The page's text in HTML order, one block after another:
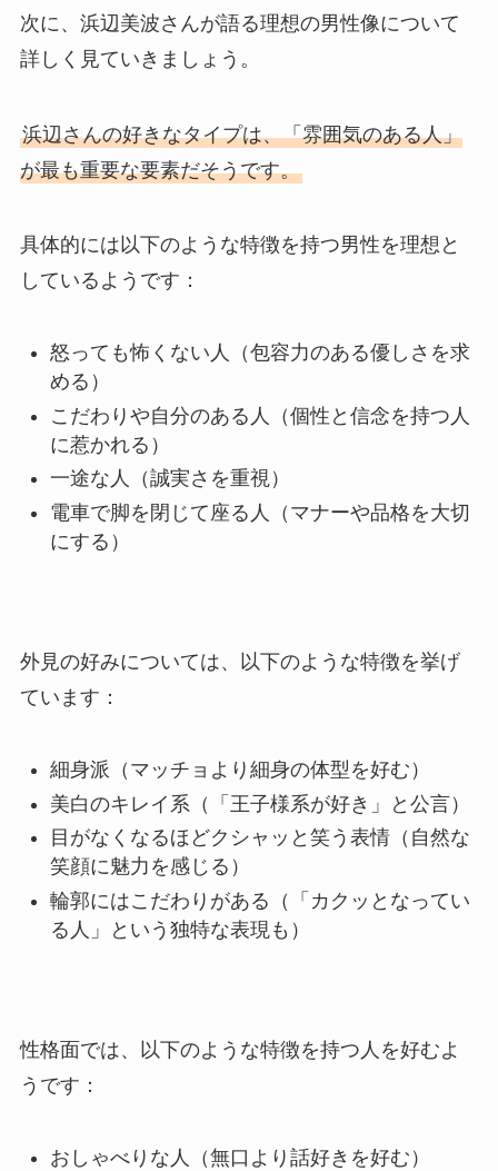
次に、浜辺美波さんが語る理想の男性像について
詳しく見ていきましょう。
浜辺さんの好きなタイプは、「雰囲気のある人」
が最も重要な要素だそうです。
具体的には以下のような特徴を持つ男性を理想と
しているようです：
怒っても怖くない人（包容力のある優しさを求
める）
こだわりや自分のある人（個性と信念を持つ人
に惹かれる）
一途な人（誠実さを重視）
電車で脚を閉じて座る人（マナーや品格を大切
にする）
外見の好みについては、以下のような特徴を挙げ
ています：
細身派（マッチョより細身の体型を好む）
美白のキレイ系（「王子様系が好き」と公言）
目がなくなるほどクシャッと笑う表情（自然な
笑顔に魅力を感じる）
輪郭にはこだわりがある（「カクッとなってい
る人」という独特な表現も）
性格面では、以下のような特徴を持つ人を好むよ
うです：
おしゃべりな人（無口より話好きを好む）